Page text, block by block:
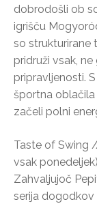
dobrodošli ob
igrišču
so strukturirane
pridruži vsak,
pripravljenosti.
športna
začeli polni
Taste of Swing
vsak ponedeljek)
Zahvaljujoč
serija dogodkov